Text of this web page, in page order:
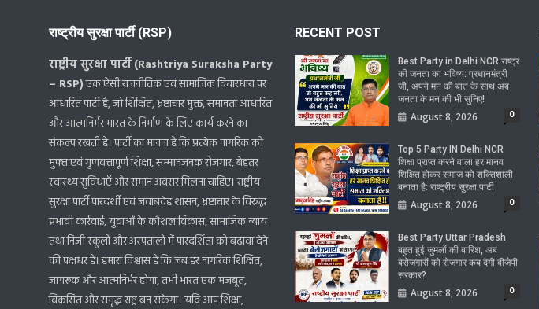
राष्ट्रीय सुरक्षा पार्टी (RSP)
राष्ट्रीय सुरक्षा पार्टी (Rashtriya Suraksha Party
– RSP)एक ऐसी राजनीतिक एवं सामाजिक विचारधारा पर
आधारित पार्टी है, जो शिक्षित, भ्रष्टाचार मुक्त, समानता आधारित
और आत्मनिर्भर भारत के निर्माण के लिए कार्य करने का
संकल्प रखती है। पार्टी का मानना है कि प्रत्येक नागरिक को
मुफ्त एवं गुणवत्तापूर्ण शिक्षा, सम्मानजनक रोजगार, बेहतर
स्वास्थ्य सुविधाएँ और समान अवसर मिलना चाहिए। राष्ट्रीय
सुरक्षा पार्टी पारदर्शी एवं जवाबदेह शासन, भ्रष्टाचार के विरुद्ध
प्रभावी कार्रवाई, युवाओं के कौशल विकास, सामाजिक न्याय
तथा निजी स्कूलों और अस्पतालों में पारदर्शिता को बढ़ावा देने
की पक्षधर है। हमारा विश्वास है कि जब हर नागरिक शिक्षित,
जागरूक और आत्मनिर्भर होगा, तभी भारत एक मजबूत,
विकसित और समृद्ध राष्ट्र बन सकेगा। यदि आप शिक्षा,
RECENT POST
Best Party in Delhi NCR राष्ट्र
की जनता का भविष्य: प्रधानमंत्री
जी, अपने मन की बात के साथ अब
जनता के मन की भी सुनिए!
August 8, 2026 0
Top 5 Party IN Delhi NCR
शिक्षा प्राप्त करने वाला हर मानव
शिक्षित होकर समाज को शक्तिशाली
बनाता है: राष्ट्रीय सुरक्षा पार्टी
August 8, 2026 0
Best Party Uttar Pradesh
बहुत हुई जुमलों की बारिश, अब
बेरोजगारों को रोजगार कब देगी बीजेपी
सरकार?
August 8, 2026 0